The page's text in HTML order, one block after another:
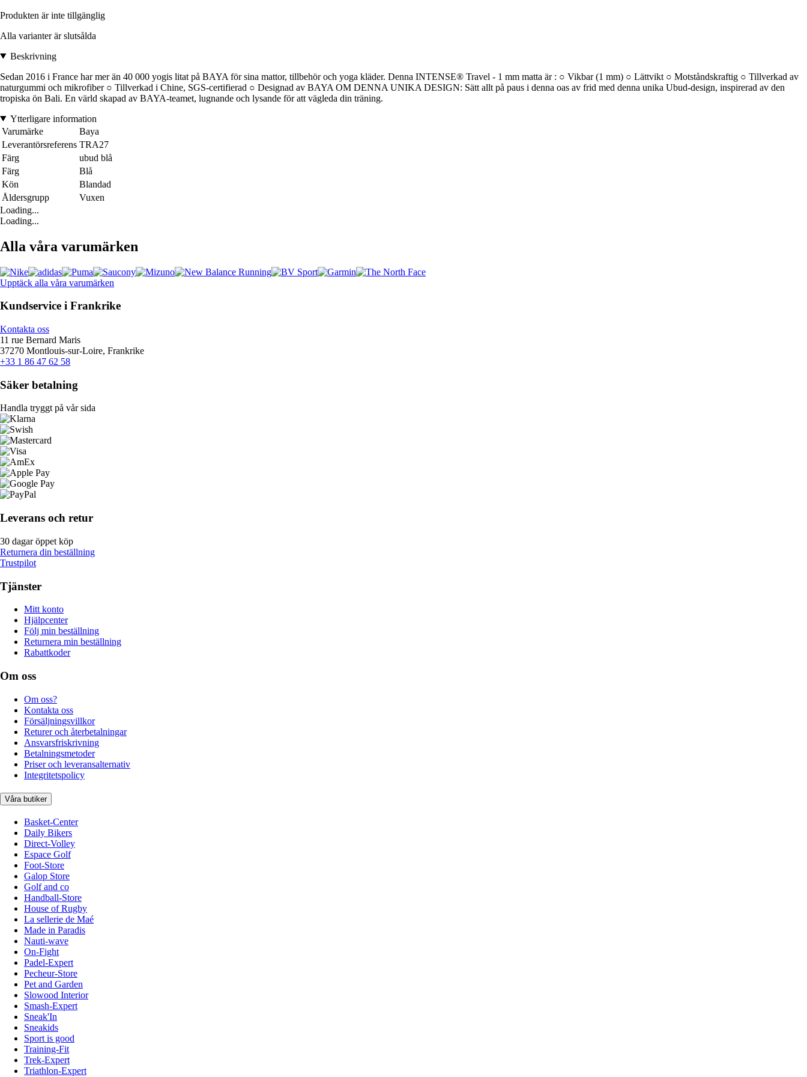
Produkten är inte tillgänglig
Alla varianter är slutsålda
Beskrivning
Sedan 2016 i France har mer än 40 000 yogis litat på BAYA för sina mattor, tillbehör och yoga kläder. Denna INTENSE® Travel - 1 mm matta är : ○ Vikbar (1 mm) ○ Lättvikt ○ Motståndskraftig ○ Tillverkad av
naturgummi och mikrofiber ○ Tillverkad i Chine, SGS-certifierad ○ Designad av BAYA OM DENNA UNIKA DESIGN: Sätt allt på paus i denna oas av frid med denna unika Ubud-design, inspirerad av den
tropiska ön Bali. En värld skapad av BAYA-teamet, lugnande och lysande för att vägleda din träning.
Ytterligare information
Varumärke
Baya
Leverantörsreferens TRA27
Färg
ubud blå
Färg
Blå
Kön
Blandad
Åldersgrupp
Vuxen
Loading...
Loading...
Alla våra varumärken
Upptäck alla våra varumärken
Kundservice i Frankrike
Kontakta oss
11 rue Bernard Maris
37270 Montlouis-sur-Loire, Frankrike
+33 1 86 47 62 58
Säker betalning
Handla tryggt på vår sida
Leverans och retur
30 dagar öppet köp
Returnera din beställning
Trustpilot
Tjänster
Mitt konto
Hjälpcenter
Följ min beställning
Returnera min beställning
Rabattkoder
Om oss
Om oss?
Kontakta oss
Försäljningsvillkor
Returer och återbetalningar
Ansvarsfriskrivning
Betalningsmetoder
Priser och leveransalternativ
Integritetspolicy
Våra butiker
Basket-Center
Daily Bikers
Direct-Volley
Espace Golf
Foot-Store
Galop Store
Golf and co
Handball-Store
House of Rugby
La sellerie de Maé
Made in Paradis
Nauti-wave
On-Fight
Padel-Expert
Pecheur-Store
Pet and Garden
Slowood Interior
Smash-Expert
Sneak'In
Sneakids
Sport is good
Training-Fit
Trek-Expert
Triathlon-Expert